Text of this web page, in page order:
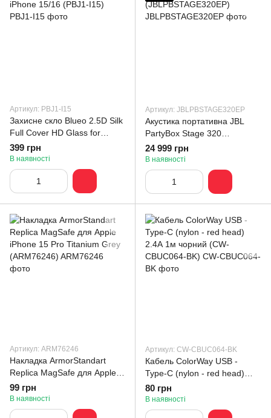
Артикул: PBJ1-I15
Захисне скло Blueo 2.5D Silk
Full Cover HD Glass for
iPhone 15/16 (PBJ1-I15)
399 грн
В наявності
Артикул: JBLPBSTAGE320EP
Акустика портативна JBL
PartyBox Stage 320
(JBLPBSTAGE320EP)
24 999 грн
В наявності
Артикул: ARM76246
Накладка ArmorStandart
Replica MagSafe для Apple
iPhone 15 Pro Titanium Grey
(ARM76246)
99 грн
В наявності
Артикул: CW-CBUC064-BK
Кабель ColorWay USB -
Type-C (nylon - red head)
2.4А 1м чорний (CW-
CBUC064-BK)
80 грн
В наявності